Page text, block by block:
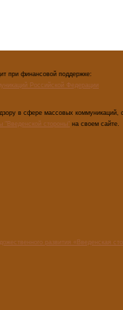
при финансовой поддержке:
Российской Федерации
в сфере массовых
"Введенской стороны" на своем сайте.
развития «Введенская